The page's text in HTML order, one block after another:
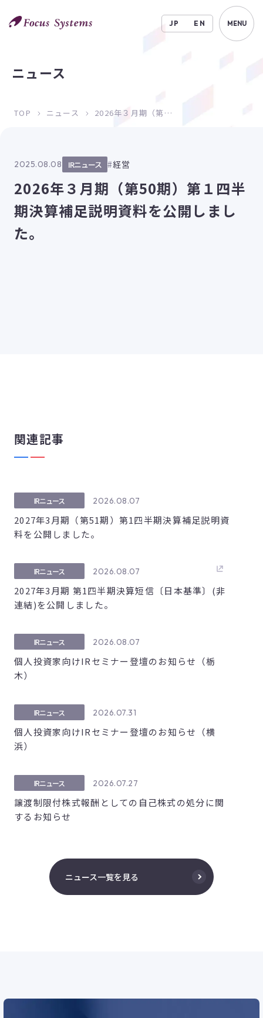
JP EN MENU
ニュース
TOP ニュース 2026年３月期（第50期）第１四半期決算補足説明資料を公開しました。
2025.08.08 IRニュース 経営
2026年３月期（第50期）第１四半
期決算補足説明資料を公開しまし
た。
関連記事
2026.08.07
IRニュース
2027年3月期（第51期）第1四半期決算補足説明資
料を公開しました。
2026.08.07
IRニュース
2027年3月期 第1四半期決算短信〔日本基準〕(非
連結)を公開しました。
2026.08.07
IRニュース
個人投資家向けIRセミナー登壇のお知らせ（栃
木）
2026.07.31
IRニュース
個人投資家向けIRセミナー登壇のお知らせ（横
浜）
2026.07.27
IRニュース
譲渡制限付株式報酬としての自己株式の処分に関
するお知らせ
ニュース一覧を見る